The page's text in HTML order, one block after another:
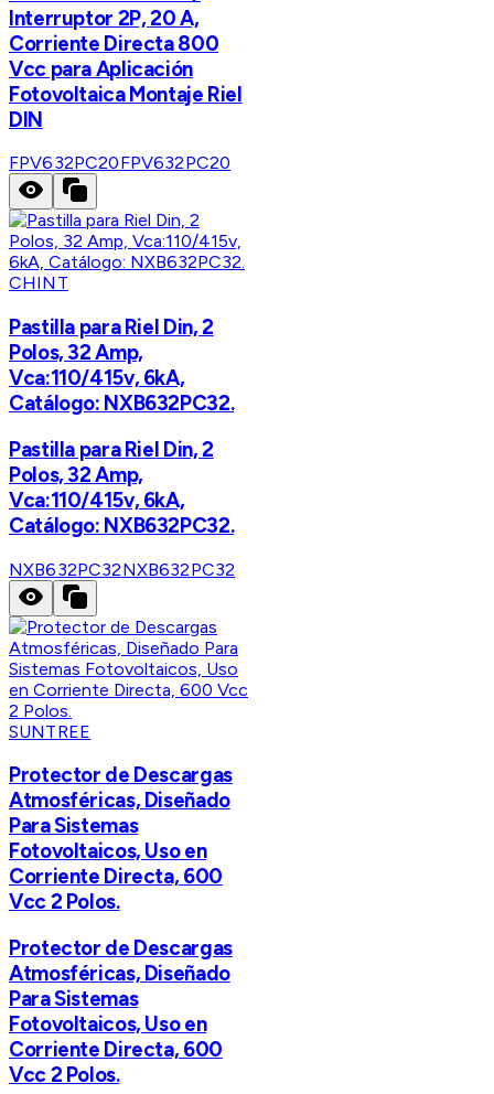
Interruptor 2P, 20 A,
Corriente Directa 800
Vcc para Aplicación
Fotovoltaica Montaje Riel
DIN
FPV632PC20FPV632PC20
CHINT
Pastilla para Riel Din, 2
Polos, 32 Amp,
Vca:110/415v, 6kA,
Catálogo: NXB632PC32.
Pastilla para Riel Din, 2
Polos, 32 Amp,
Vca:110/415v, 6kA,
Catálogo: NXB632PC32.
NXB632PC32NXB632PC32
SUNTREE
Protector de Descargas
Atmosféricas, Diseñado
Para Sistemas
Fotovoltaicos, Uso en
Corriente Directa, 600
Vcc 2 Polos.
Protector de Descargas
Atmosféricas, Diseñado
Para Sistemas
Fotovoltaicos, Uso en
Corriente Directa, 600
Vcc 2 Polos.